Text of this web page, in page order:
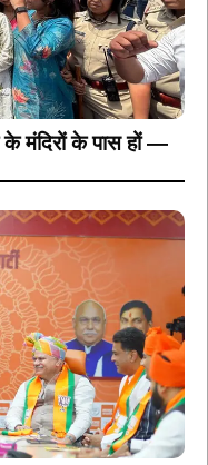
के मंदिरों के पास हों —